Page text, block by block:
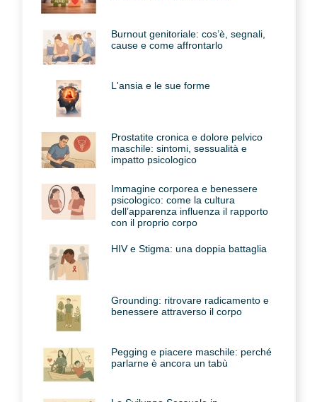
Burnout genitoriale: cos’è, segnali,
cause e come affrontarlo
L'ansia e le sue forme
Prostatite cronica e dolore pelvico
maschile: sintomi, sessualità e
impatto psicologico
Immagine corporea e benessere
psicologico: come la cultura
dell’apparenza influenza il rapporto
con il proprio corpo
HIV e Stigma: una doppia battaglia
Grounding: ritrovare radicamento e
benessere attraverso il corpo
Pegging e piacere maschile: perché
parlarne è ancora un tabù